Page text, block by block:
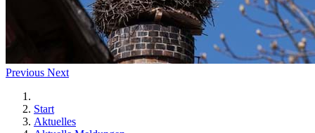
Previous Next
Start
Aktuelles